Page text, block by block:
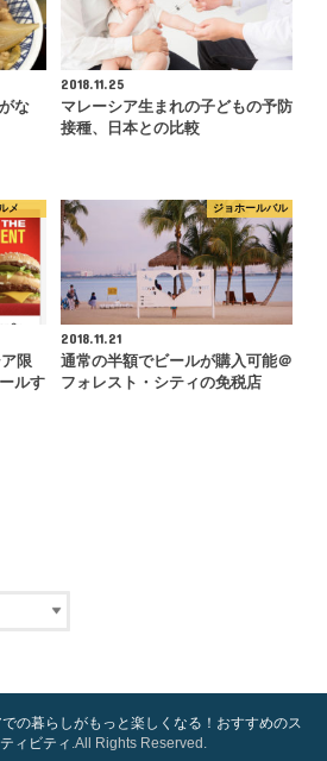
な
2018.11.25
マレーシア生まれの子どもの予防
接種、日本との比較
メ
限
ルす
ジョホールバル
2018.11.21
通常の半額でビールが購入可能＠
フォレスト・シティの免税店
の暮らしがもっと楽しくなる！おすすめのス
ィビティ .All Rights Reserved.